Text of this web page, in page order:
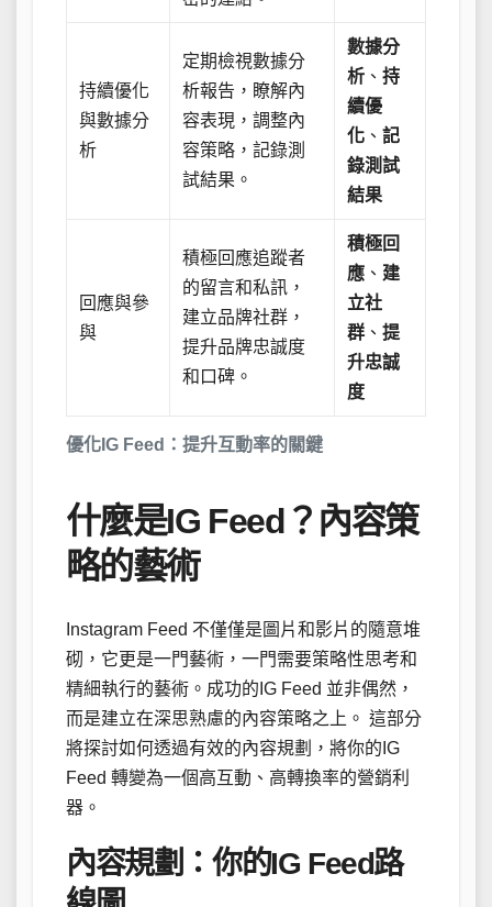
優化IG Feed：提升互動率的關鍵
持續優化
與數據分
析
定期檢視數據分
析報告，瞭解內
容表現，調整內
容策略，記錄測
試結果。
數據分
析 、持
續優
化 、記
錄測試
結果
回應與參
與
積極回應追蹤者
的留言和私訊，
建立品牌社群，
提升品牌忠誠度
和口碑。
積極回
應 、 建
立社
群 、提
升忠誠
度
什麼是IG Feed？內容策
略的藝術
Instagram Feed 不僅僅是圖片和影片的隨意堆
砌，它更是一門藝術，一門需要策略性思考和
精細執行的藝術。成功的IG Feed 並非偶然，
而是建立在深思熟慮的內容策略之上。 這部分
將探討如何透過有效的內容規劃，將你的IG
Feed 轉變為一個高互動、高轉換率的營銷利
器。
內容規劃：你的IG Feed路